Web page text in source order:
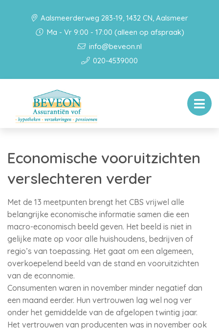
Aalsmeerderweg 283-19, 1432 CN, Aalsmeer
Ma - Vr 9:00 - 17:00 (alleen op afspraak)
info@beveon.nl
020-4539000
Economische vooruitzichten
verslechteren verder
Met de 13 meetpunten brengt het CBS vrijwel alle
belangrijke economische informatie samen die een
macro-economisch beeld geven. Het beeld is niet in
gelijke mate op voor alle huishoudens, bedrijven of
regio’s van toepassing. Het gaat om een algemeen,
overkoepelend beeld van de stand en vooruitzichten
van de econnomie.
Consumenten waren in november minder negatief dan
een maand eerder. Hun vertrouwen lag wel nog ver
onder het gemiddelde van de afgelopen twintig jaar.
Het vertrouwen van producenten was in november ook